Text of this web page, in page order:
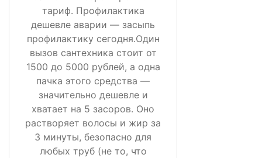
тариф. Профилактика
дешевле аварии — засыпь
профилактику сегодня.Один
вызов сантехника стоит от
1500 до 5000 рублей, а одна
пачка этого средства —
значительно дешевле и
хватает на 5 засоров. Оно
растворяет волосы и жир за
3 минуты, безопасно для
любых труб (не то, что